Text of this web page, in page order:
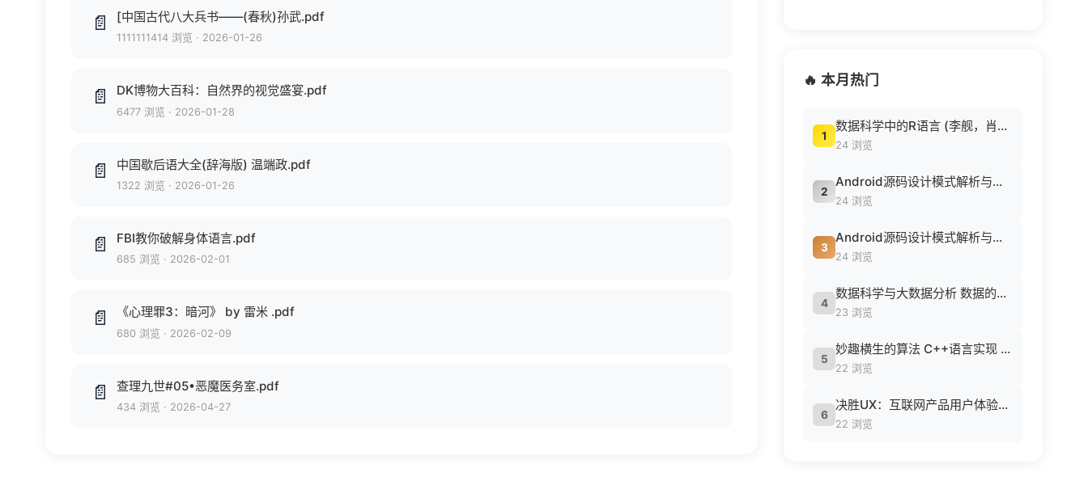
📄 [中国古代八大兵书——(春秋)孙武.pdf
1111111414 浏览 · 2026-01-26
📄 DK博物大百科：自然界的视觉盛宴.pdf
6477 浏览 · 2026-01-28
📄 中国歇后语大全(辞海版) 温端政.pdf
1322 浏览 · 2026-01-26
📄 FBI教你破解身体语言.pdf
685 浏览 · 2026-02-01
📄 《心理罪3：暗河》 by 雷米 .pdf
680 浏览 · 2026-02-09
📄 查理九世#05•恶魔医务室.pdf
434 浏览 · 2026-04-27
🔥 本月热门
1
数据科学中的R语言 (李舰，肖凯著, 李舰，肖凯著；吴喜之审校, Pdg2Pic).pdf
24 浏览
2
Android源码设计模式解析与实战 (何红辉，关爱民著, 何红辉, 关爱民著, 何红辉, 关爱民).pdf
24 浏览
3
Android源码设计模式解析与实战 (何红辉，关爱民著, 何红辉, 关爱民著, 何红辉, 关爱民).pdf
24 浏览
4
数据科学与大数据分析 数据的发现 分析 可视化与表示 ( etc.).epub
23 浏览
5
妙趣横生的算法 C++语言实现 (胡浩等编著, 胡浩等编著, 胡浩).pdf
22 浏览
6
决胜UX：互联网产品用户体验策略 ([美] Jaime Levy [[美] Jaime Levy]).epub
22 浏览